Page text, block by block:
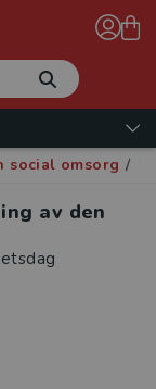
social omsorg /
av den